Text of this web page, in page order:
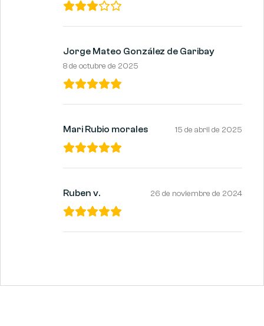
Jorge Mateo González de Garibay
8 de octubre de 2025
Mari Rubio morales 15 de abril de 2025
Ruben v. 26 de noviembre de 2024